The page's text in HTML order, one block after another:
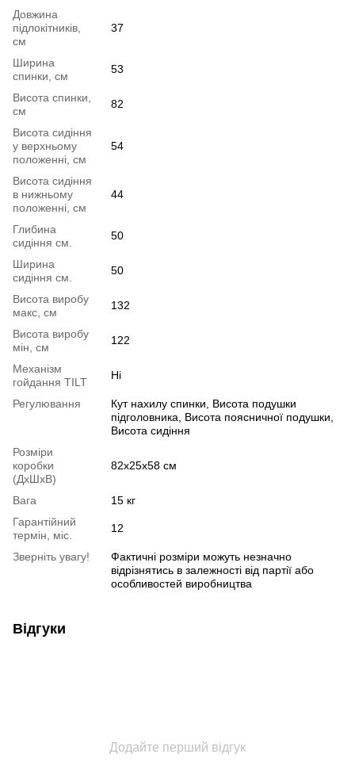
Довжина
підлокітників,
см
37
Ширина
спинки, см
53
Висота спинки,
см
82
Висота сидіння
у верхньому
положенні, см
54
Висота сидіння
в нижньому
положенні, см
44
Глибина
сидіння см.
50
Ширина
сидіння см.
50
Висота виробу
макс, см
132
Висота виробу
мін, см
122
Механізм
гойдання TILT
Ні
Регулювання
Кут нахилу спинки, Висота подушки
підголовника, Висота поясничної подушки,
Висота сидіння
Розміри
коробки
(ДхШхВ)
82x25x58 см
Вага
15 кг
Гарантійний
термін, міс.
12
Зверніть увагу!
Фактичні розміри можуть незначно
відрізнятись в залежності від партії або
особливостей виробництва
Відгуки
Додайте перший відгук